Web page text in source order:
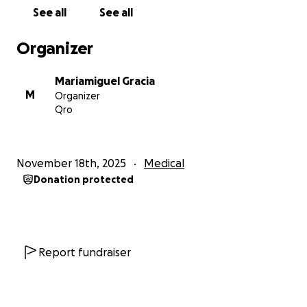
significa mucho para nuestra familia.
See all See all
Organizer
M
Mariamiguel Gracia
Organizer
Qro
November 18th, 2025 Medical
Donation protected
Report fundraiser